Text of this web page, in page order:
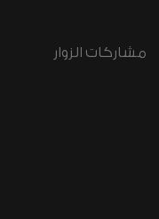
مشاركات الزوار